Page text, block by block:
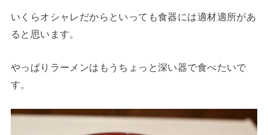
いくらオシャレだからといっても食器には適材適所があ
ると思います。
やっぱりラーメンはもうちょっと深い器で食べたいで
す。